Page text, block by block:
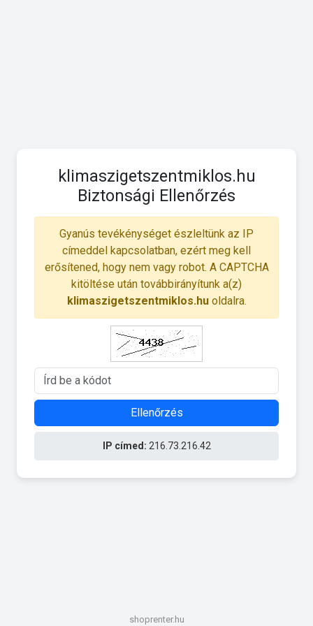
klimaszigetszentmiklos.hu
Biztonsági Ellenőrzés
Gyanús tevékénységet észleltünk az IP
címeddel kapcsolatban, ezért meg kell
erősítened, hogy nem vagy robot. A CAPTCHA
kitöltése után továbbirányítunk a(z)
klimaszigetszentmiklos.huoldalra.
Ellenőrzés
IP címed: 216.73.216.42
shoprenter.hu